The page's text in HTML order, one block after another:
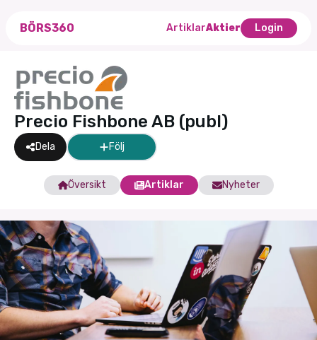
BÖRS360 ArtiklarAktier Login
Precio Fishbone AB (publ)
Dela Följ
Översikt Artiklar Nyheter